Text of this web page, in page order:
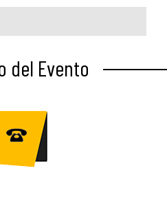
del Evento